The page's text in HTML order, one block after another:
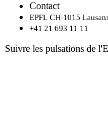
Contact
EPFL CH-1015
+41 21 693 11 11
Suivre les pulsations de